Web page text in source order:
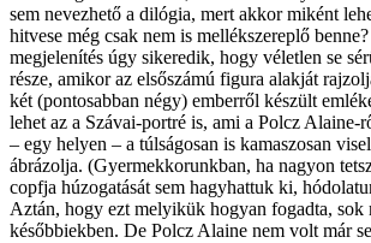
sem nevezhető a dilógia, mert akkor miként
hitvese még csak nem is mellékszereplő
megjelenítés úgy sikeredik, hogy véletlen se
része, amikor az elsőszámú figura alakját
két (pontosabban négy) emberről készült
lehet az a Szávai-portré is, ami a Polcz Alaine-
– egy helyen – a túlságosan is kamaszosan
ábrázolja. (Gyermekkorunkban, ha nagyon
copfja húzogatását sem hagyhattuk ki,
Aztán, hogy ezt melyikük hogyan fogadta, sok
későbbiekben. De Polcz Alaine nem volt már